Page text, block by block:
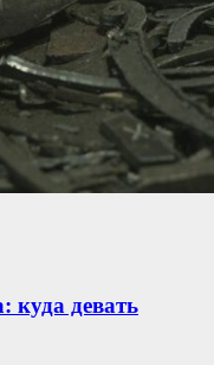
куда девать